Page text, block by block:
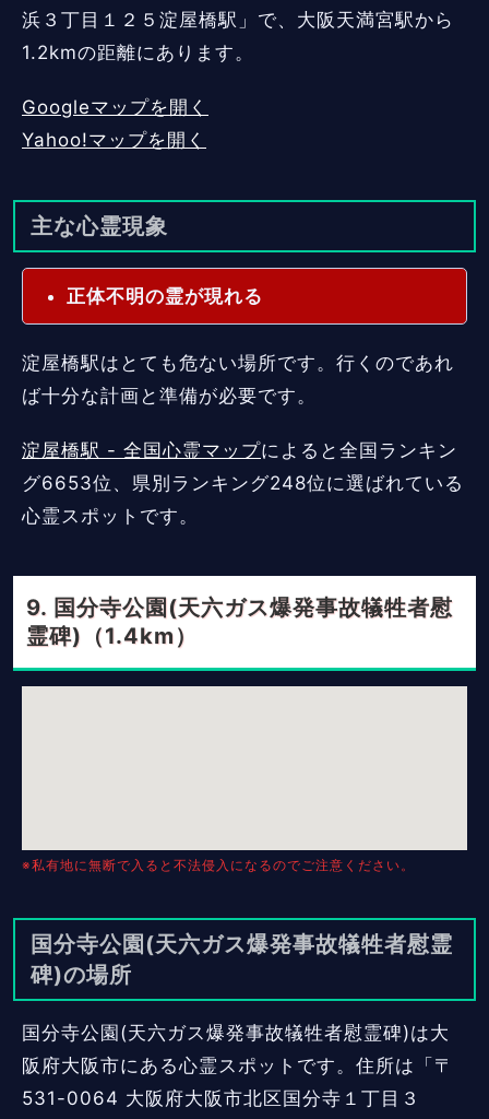
浜３丁目１２５淀屋橋駅」で、大阪天満宮駅から
1.2kmの距離にあります。
Googleマップを開く
Yahoo!マップを開く
主な心霊現象
正体不明の霊が現れる
淀屋橋駅はとても危ない場所です。行くのであれ
ば十分な計画と準備が必要です。
淀屋橋駅 - 全国心霊マップによると全国ランキン
グ6653位、県別ランキング248位に選ばれている
心霊スポットです。
国分寺公園(天六ガス爆発事故犠牲者慰
霊碑)（1.4km）
※私有地に無断で入ると不法侵入になるのでご注意ください。
国分寺公園(天六ガス爆発事故犠牲者慰霊
碑)の場所
国分寺公園(天六ガス爆発事故犠牲者慰霊碑)は大
阪府大阪市にある心霊スポットです。住所は「〒
531-0064 大阪府大阪市北区国分寺１丁目３